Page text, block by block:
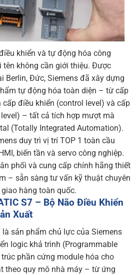
khiển và tự động hóa công
tên không cần giới thiệu. Được
Berlin, Đức, Siemens đã xây dựng
tự động hóa toàn diện – từ cấp
điều khiển (control level) và cấp
– tất cả tích hợp mượt mà
(Totally Integrated Automation).
duy trì vị trí TOP 1 toàn cầu
biến tần và servo công nghiệp.
phối và cung cấp chính hãng thiết
– sẵn sàng tư vấn kỹ thuật chuyên
hàng toàn quốc.
S7 – Bộ Não Điều Khiển
Xuất
là sản phẩm chủ lực của Siemens
logic khả trình (Programmable
phần cứng module hóa cho
theo quy mô nhà máy – từ ứng